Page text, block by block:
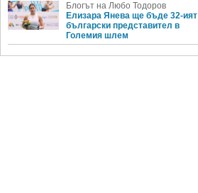
Блогът на Любо Тодоров
Елизара Янева ще бъде 32-ият
български представител в
Големия шлем